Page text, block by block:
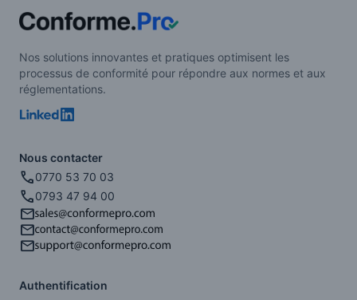
Nos solutions innovantes et pratiques optimisent les
processus de conformité pour répondre aux normes et aux
réglementations.
Nous contacter
0770 53 70 03
0793 47 94 00
Authentification